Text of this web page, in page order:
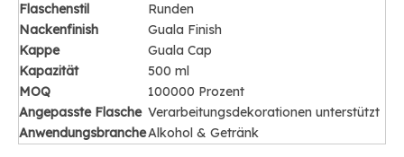
Flaschenstil
Runden
Nackenfinish
Guala Finish
Kappe
Guala Cap
Kapazität
500 ml
MOQ
100000 Prozent
Angepasste Flasche Verarbeitungsdekorationen unterstützt
AnwendungsbrancheAlkohol & Getränk